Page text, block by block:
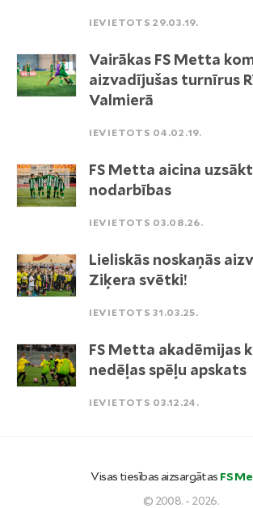
IEVIETOTS 29.03.19.
Vairākas FS Metta
aizvadījušas turnīrus
Valmierā
IEVIETOTS 04.02.19.
FS Metta aicina
nodarbības
IEVIETOTS 03.08.26.
Lieliskās noskaņās
Ziķera svētki!
IEVIETOTS 31.03.25.
FS Metta akadēmijas
nedēļas spēļu apskats
IEVIETOTS 03.12.24.
Visas tiesības aizsargātas FS
© 2008. - 2026.